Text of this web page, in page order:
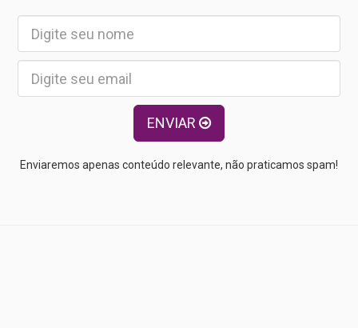
ENVIAR
Enviaremos apenas conteúdo relevante, não praticamos spam!